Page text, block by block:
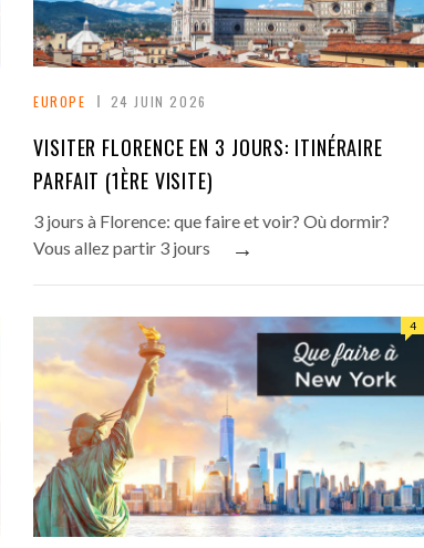
EUROPE 24 JUIN 2026
VISITER FLORENCE EN 3 JOURS: ITINÉRAIRE
PARFAIT (1ÈRE VISITE)
3 jours à Florence: que faire et voir? Où dormir?
Vous allez partir 3 jours
→
4